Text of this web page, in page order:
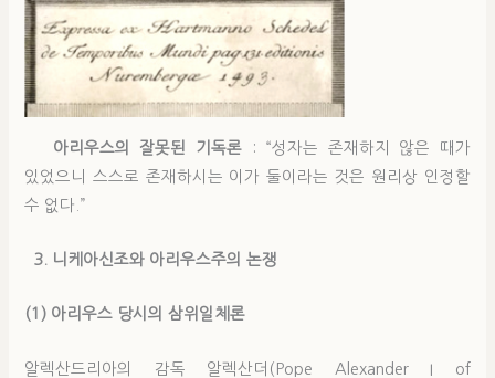
아리우스의 잘못된 기독론 : “성자는 존재하지 않은 때가
있었으니 스스로 존재하시는 이가 둘이라는 것은 원리상 인정할
수 없다.”
3. 니케아신조와 아리우스주의 논쟁
(1) 아리우스 당시의 삼위일체론
알렉산드리아의 감독 알렉산더(Pope Alexander I of